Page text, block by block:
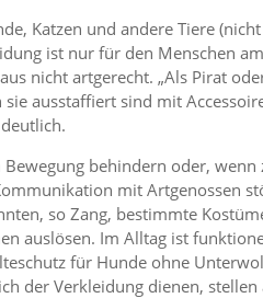
Katzen und andere Tiere
ist nur für den Menschen
nicht artgerecht. „Als Pirat
ausstaffiert sind mit
behindern oder, wenn
mit Artgenossen
so Zang, bestimmte
auslösen. Im Alltag ist
für Hunde ohne
der Verkleidung dienen, stellen